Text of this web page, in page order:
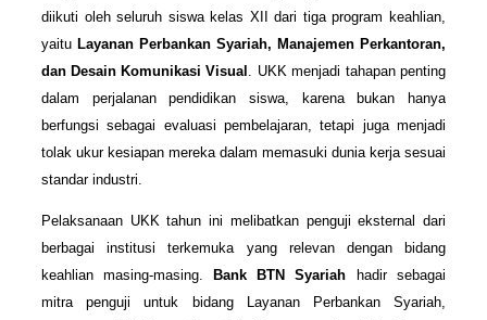
diikuti oleh seluruh siswa kelas XII dari tiga program keahlian,
yaitu Layanan Perbankan Syariah, Manajemen Perkantoran,
dan Desain Komunikasi Visual . UKK menjadi tahapan penting
dalam perjalanan pendidikan siswa, karena bukan hanya
berfungsi sebagai evaluasi pembelajaran, tetapi juga menjadi
tolak ukur kesiapan mereka dalam memasuki dunia kerja sesuai
standar industri.
Pelaksanaan UKK tahun ini melibatkan penguji eksternal dari
berbagai institusi terkemuka yang relevan dengan bidang
keahlian masing-masing.
Bank BTN Syariah hadir sebagai
mitra penguji untuk bidang Layanan Perbankan Syariah,